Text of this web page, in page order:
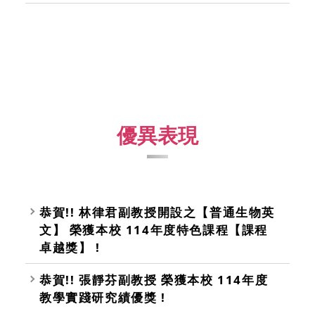
優異表現
恭賀!! 林律君副教授開設之【普通生物英
文】 榮獲本校 114年度特色課程【課程
卓越獎】 !
恭賀!! 張靜芬副教授 榮獲本校 114年度
教學實踐研究績優獎 !